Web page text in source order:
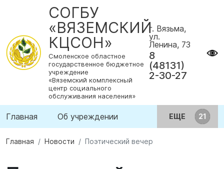
СОГБУ
«ВЯЗЕМСКИЙ
КЦСОН»
Смоленское областное
государственное бюджетное
учреждение
«Вяземский комплексный
центр социального
обслуживания населения»
г. Вязьма,
ул.
Ленина, 73
8
(48131)
2-30-27
Главная Об учреждении ЕЩЕ
Главная Новости Поэтический вечер